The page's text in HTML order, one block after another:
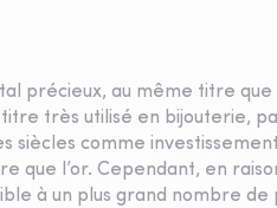
précieux, au même titre
très utilisé en bijouterie,
siècles comme
que l’or. Cependant, en
à un plus grand nombre